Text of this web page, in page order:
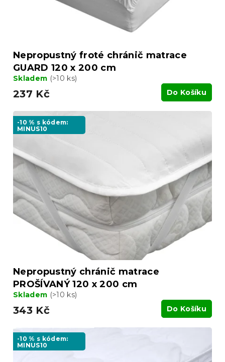
Nepropustný froté chránič matrace
GUARD 120 x 200 cm
Skladem (>10 ks)
237 Kč Do Košíku
-10 % s kódem:
MINUS10
Nepropustný chránič matrace
PROŠÍVANÝ 120 x 200 cm
Skladem (>10 ks)
343 Kč Do Košíku
-10 % s kódem:
MINUS10